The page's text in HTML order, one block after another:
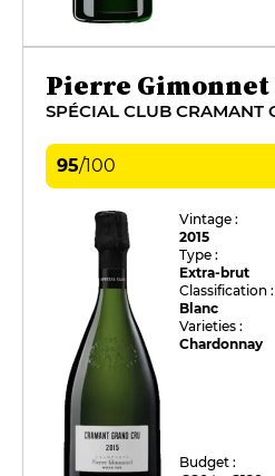
Pierre Gimonnet
SPÉCIAL CLUB CRAMANT
95/100
Vintage :
2015
Type :
Extra-brut
Classification :
Blanc
Varieties :
Chardonnay
Budget :